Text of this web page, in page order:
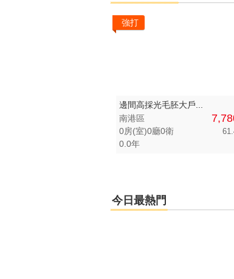
邊間高採光毛胚大戶...
南港區
0房(室)0廳0衛
0.0年
強打
今日最熱門